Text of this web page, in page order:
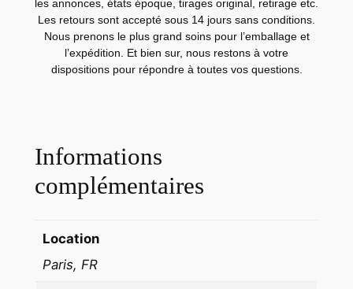
u
S
A
A
M
les annonces, états époque, tirages original, retirage etc.
Les retours sont accepté sous 14 jours sans conditions.
Nous prenons le plus grand soins pour l’emballage et
l’expédition. Et bien sur, nous restons à votre
dispositions pour répondre à toutes vos questions.
Informations
complémentaires
Location
Paris, FR